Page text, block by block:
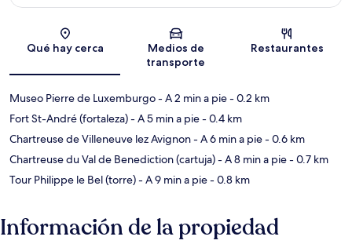
Sección del mapa
Qué hay cerca
Medios de
transporte
Restaurantes
Museo Pierre de Luxemburgo- A 2 min a pie- 0.2 km
Fort St-André (fortaleza)- A 5 min a pie- 0.4 km
Chartreuse de Villeneuve lez Avignon- A 6 min a pie- 0.6 km
Chartreuse du Val de Benediction (cartuja)- A 8 min a pie- 0.7 km
Tour Philippe le Bel (torre)- A 9 min a pie- 0.8 km
Información de la propiedad